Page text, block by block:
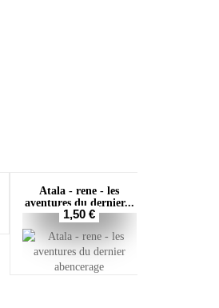
Atala - rene - les
aventures du dernier...
1,50 €